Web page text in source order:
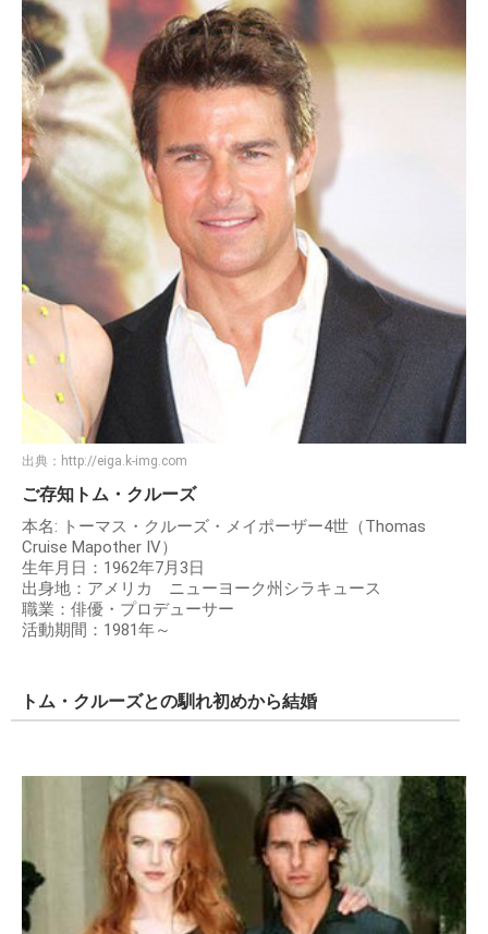
出典： http://eiga.k-img.com
ご存知トム・クルーズ
本名: トーマス・クルーズ・メイポーザー4世（Thomas
Cruise Mapother IV）
生年月日：1962年7月3日
出身地：アメリカ ニューヨーク州シラキュース
職業：俳優・プロデューサー
活動期間：1981年～
トム・クルーズとの馴れ初めから結婚